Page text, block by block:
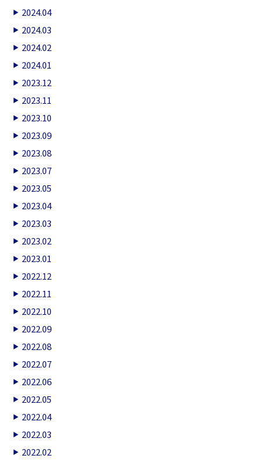
2024.04
2024.03
2024.02
2024.01
2023.12
2023.11
2023.10
2023.09
2023.08
2023.07
2023.05
2023.04
2023.03
2023.02
2023.01
2022.12
2022.11
2022.10
2022.09
2022.08
2022.07
2022.06
2022.05
2022.04
2022.03
2022.02